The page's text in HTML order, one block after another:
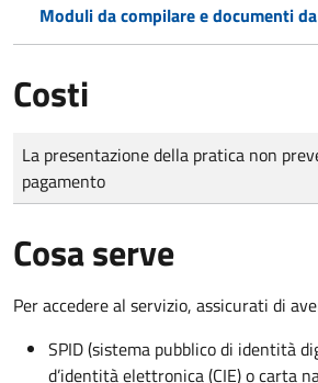
Moduli da compilare e documenti
Costi
Tipo di pagamento
Importo
La presentazione della pratica non
pagamento
Cosa serve
Per accedere al servizio, assicurati di
SPID (sistema pubblico di identità
d’identità elettronica (CIE) o carta